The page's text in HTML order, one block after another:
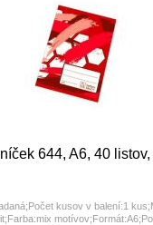
644, A6, 40
kusov v balení:1